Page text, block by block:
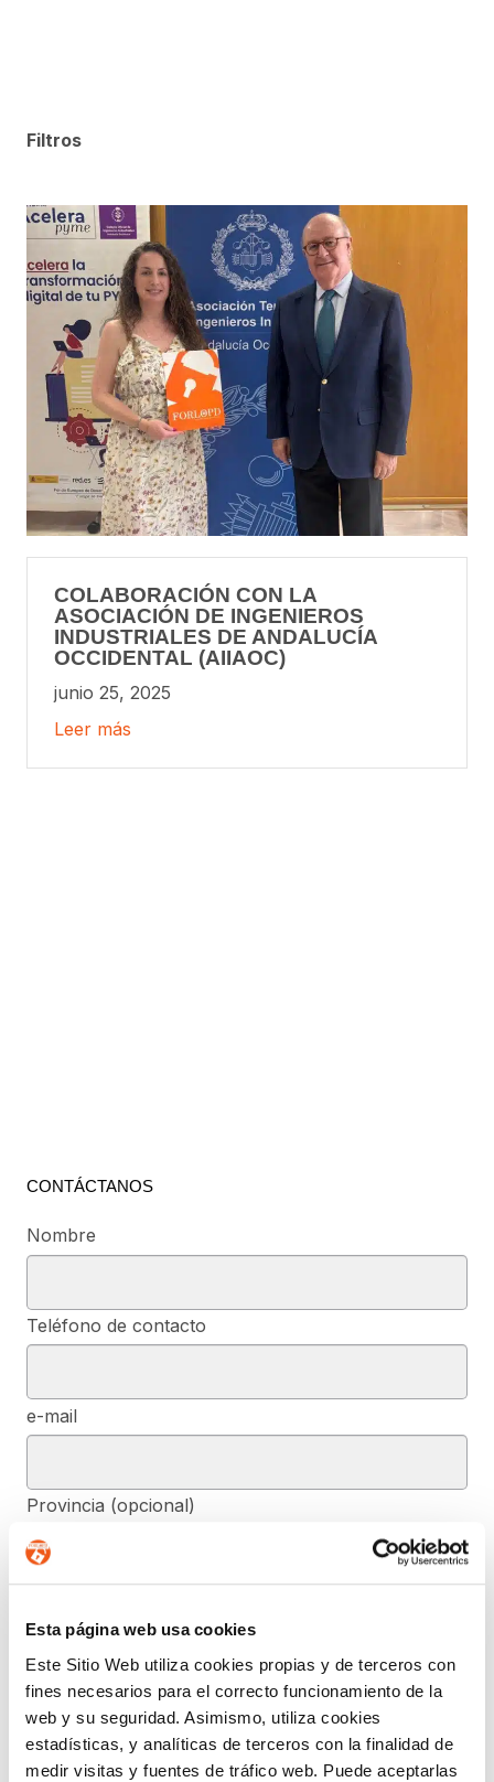
Esta página web usa cookies
Este Sitio Web utiliza cookies propias y de terceros con
fines necesarios para el correcto funcionamiento de la
web y su seguridad. Asimismo, utiliza cookies
estadísticas, y analíticas de terceros con la finalidad de
medir visitas y fuentes de tráfico web. Puede aceptarlas
Filtros
COLABORACIÓN CON LA
ASOCIACIÓN DE INGENIEROS
INDUSTRIALES DE ANDALUCÍA
OCCIDENTAL (AIIAOC)
junio 25, 2025
Leer más
CONTÁCTANOS
Nombre
Teléfono de contacto
e-mail
Provincia (opcional)
De conformidad con el RGPD y la LOPDGDD, SEGURIDAD Y
PRIVACIDAD DE DATOS, S.L. tratará los datos facilitados, con la
finalidad de contestar a las dudas y/o quejas planteadas a través
del presente formulario y facilitar la información solicitada. Podrá
ejercer, si lo desea, los derechos de acceso, rectificación,